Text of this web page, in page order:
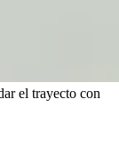
el trayecto con